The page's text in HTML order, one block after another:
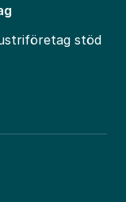
stöd